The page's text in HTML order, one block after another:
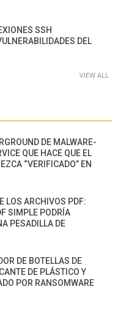
SSH
DEL
VIEW ALL
DE MALWARE-
QUE HACE QUE EL
“VERIFICADO” EN
LOS ARCHIVOS PDF:
SIMPLE PODRÍA
PESADILLA DE
DE BOTELLAS DE
DE PLÁSTICO Y
POR RANSOMWARE